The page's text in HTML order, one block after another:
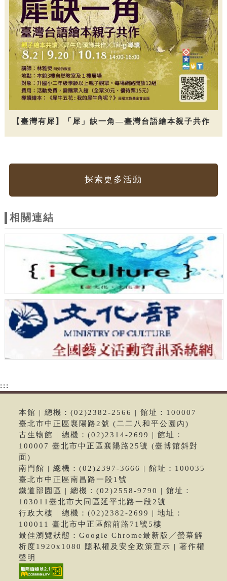
【臺灣有犀】「犀」缺一角—臺灣台語繪本親子共作
探索更多活動
相關連結
:::
本館 | 總機：(02)2382-2566 | 館址：100007
臺北市中正區襄陽路2號 (二二八和平公園內)
古生物館 | 總機：(02)2314-2699 | 館址：
100007 臺北市中正區襄陽路25號 (臺博館斜對
面)
南門館 | 總機：(02)2397-3666 | 館址：100035
臺北市中正區南昌路一段1號
鐵道部園區 | 總機：(02)2558-9790 | 館址：
103011臺北市大同區延平北路一段2號
行政大樓 | 總機：(02)2382-2699 | 地址：
100011 臺北市中正區館前路71號5樓
最佳瀏覽狀態：Google Chrome最新版╱螢幕解
析度1920x1080 隱私權及安全政策宣示 | 著作權
聲明